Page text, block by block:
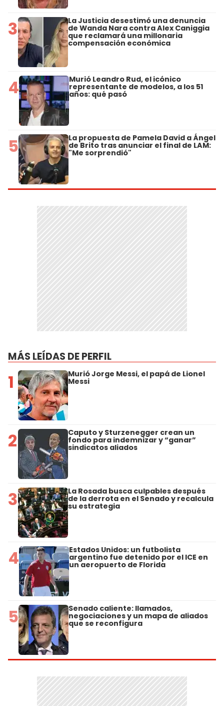
3 La Justicia desestimó una denuncia
de Wanda Nara contra Alex Caniggia
que reclamará una millonaria
compensación económica
4 Murió Leandro Rud, el icónico
representante de modelos, a los 51
años: qué pasó
5 La propuesta de Pamela David a Ángel
de Brito tras anunciar el final de LAM:
"Me sorprendió"
MÁS LEÍDAS DE PERFIL
1 Murió Jorge Messi, el papá de Lionel
Messi
2 Caputo y Sturzenegger crean un
fondo para indemnizar y “ganar”
sindicatos aliados
3 La Rosada busca culpables después
de la derrota en el Senado y recalcula
su estrategia
4 Estados Unidos: un futbolista
argentino fue detenido por el ICE en
un aeropuerto de Florida
5 Senado caliente: llamados,
negociaciones y un mapa de aliados
que se reconfigura